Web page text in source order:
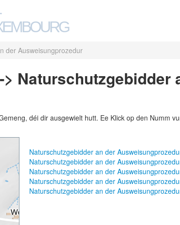
der Ausweisungprozedur
Naturschutzgebidder
déi dir ausgewielt hutt. Ee Klick op den Numm
Naturschutzgebidder an der
Naturschutzgebidder an der
Naturschutzgebidder an der
Naturschutzgebidder an der
Naturschutzgebidder an der